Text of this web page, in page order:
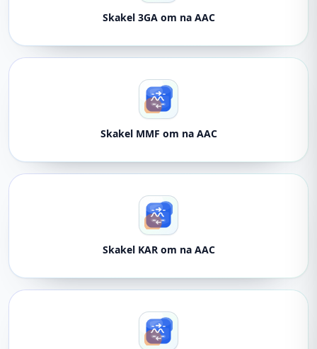
Skakel 3GA om na AAC
Skakel MMF om na AAC
Skakel KAR om na AAC